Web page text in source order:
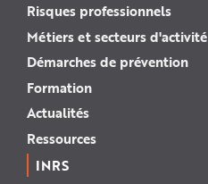
Risques professionnels
Métiers et secteurs d'activité
Démarches de prévention
Formation
Actualités
Ressources
INRS